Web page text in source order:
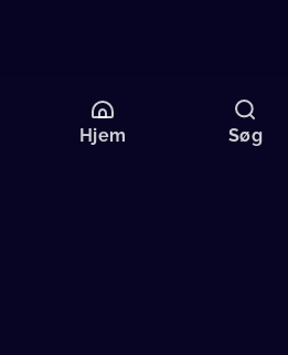
Hjem Søg